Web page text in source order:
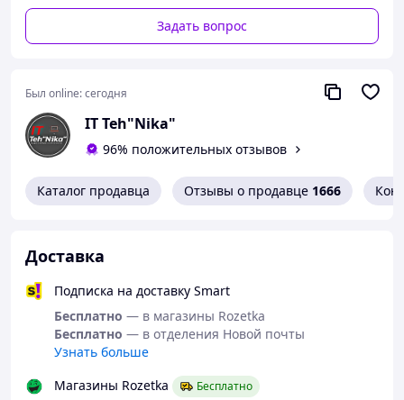
Задать вопрос
Был online:сегодня
IT Teh"Nika"
96% положительных отзывов
Каталог продавца Отзывы о продавце 1666
Доставка
Подписка на доставку Smart
Бесплатно — в магазины Rozetka
Бесплатно — в отделения Новой почты
Узнать больше
Магазины Rozetka
Бесплатно